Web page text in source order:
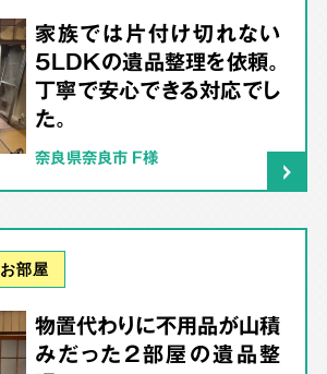
家族では片付け切れない
5LDKの遺品整理を依頼。
丁寧で安心できる対応でし
た。
奈良県奈良市 F様
お部屋
物置代わりに不用品が山積
みだった2部屋の遺品整